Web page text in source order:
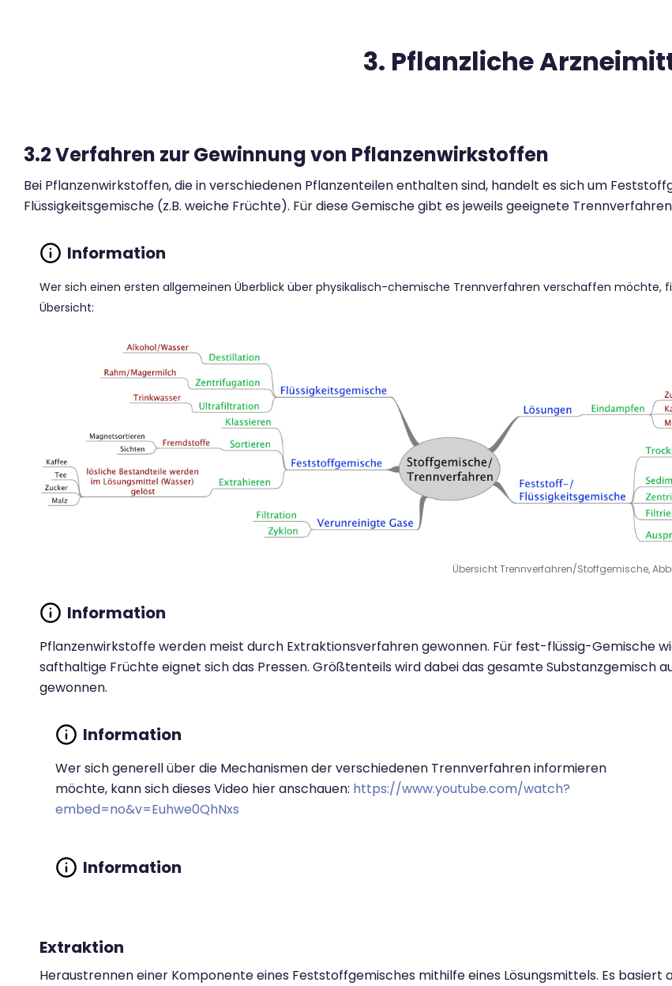
3. Pflanzliche
3.2 Verfahren zur Gewinnung von Pflanzenwirkstoffen
Bei Pflanzenwirkstoffen, die in verschiedenen Pflanzenteilen enthalten sind, handelt es sich um
Flüssigkeitsgemische (z.B. weiche Früchte). Für diese Gemische gibt es jeweils geeignete
Wer sich einen ersten allgemeinen Überblick über physikalisch-chemische Trennverfahren verschaffen möchte,
Übersicht:
Übersicht Trennverfahren/Stoffgemische,
Pflanzenwirkstoffe werden meist durch Extraktionsverfahren gewonnen. Für fest-flüssig-Gemische
safthaltige Früchte eignet sich das Pressen. Größtenteils wird dabei das gesamte Substanzgemisch
gewonnen.
Wer sich generell über die Mechanismen der verschiedenen Trennverfahren informieren
möchte, kann sich dieses Video hier anschauen: https://www.youtube.com/watch?
embed=no&v=Euhwe0QhNxs
Extraktion
Heraustrennen einer Komponente eines Feststoffgemisches mithilfe eines Lösungsmittels. Es basiert